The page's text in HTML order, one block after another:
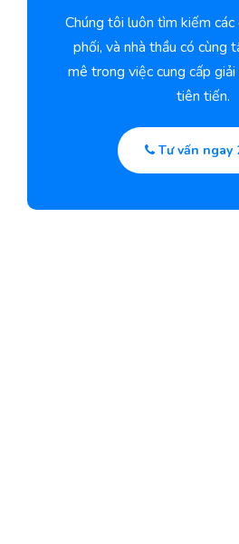
Chúng tôi luôn tìm kiếm các
phối, và nhà thầu có cùng
mê trong việc cung cấp
tiên tiến.
Tư vấn ngay